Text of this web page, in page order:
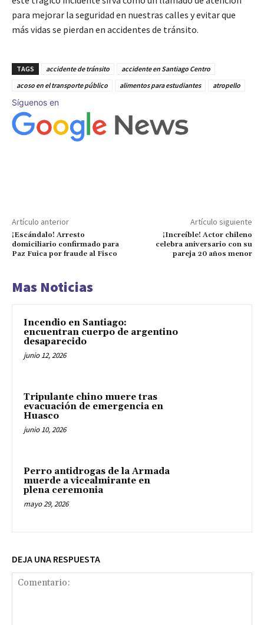
para mejorar la seguridad en nuestras calles y evitar que
más vidas se pierdan en accidentes de tránsito.
TAGS accidente de tránsito
accidente en Santiago Centro
acoso en el transporte público
alimentos para estudiantes atropello
Síguenos en
Artículo anterior
¡Escándalo! Arresto
domiciliario confirmado para
Paz Fuica por fraude al Fisco
Artículo siguiente
¡Increíble! Actor chileno
celebra aniversario con su
pareja 20 años menor
Mas Noticias
Incendio en Santiago:
encuentran cuerpo de argentino
desaparecido
junio 12, 2026
Tripulante chino muere tras
evacuación de emergencia en
Huasco
junio 10, 2026
Perro antidrogas de la Armada
muerde a vicealmirante en
plena ceremonia
mayo 29, 2026
DEJA UNA RESPUESTA